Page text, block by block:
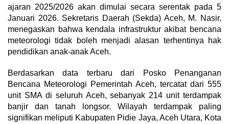
ajaran 2025/2026 akan dimulai secara serentak pada 5
Januari 2026. Sekretaris Daerah (Sekda) Aceh, M. Nasir,
menegaskan bahwa kendala infrastruktur akibat bencana
meteorologi tidak boleh menjadi alasan terhentinya hak
pendidikan anak-anak Aceh.
Berdasarkan data terbaru dari Posko Penanganan
Bencana Meteorologi Pemerintah Aceh, tercatat dari 555
unit SMA di seluruh Aceh, sebanyak 214 unit terdampak
banjir dan tanah longsor. Wilayah terdampak paling
signifikan meliputi Kabupaten Pidie Jaya, Aceh Utara, Kota